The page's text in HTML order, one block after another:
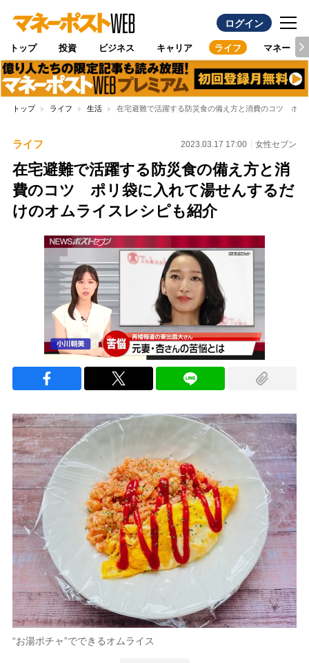
ログイン
トップ 投資 ビジネス キャリア ライフ マネー
トップ ライフ 生活 在宅避難で活躍する防災食の備え方と消費のコツ ポ
ライフ 2023.03.17 17:00 女性セブン
在宅避難で活躍する防災食の備え方と消
費のコツ ポリ袋に入れて湯せんするだ
けのオムライスレシピも紹介
“お湯ポチャ”でできるオムライス